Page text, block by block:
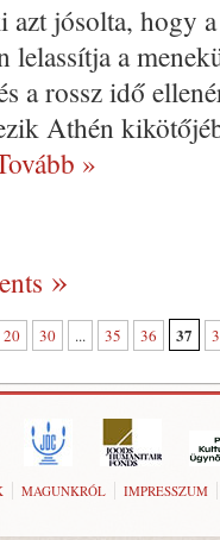
jósolta, hogy
lelassítja a
a rossz idő
Athén
»
20 30 ... 35 36 37
MAGUNKRÓL IMPRESSZUM